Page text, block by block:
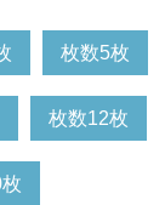
枚数5枚
枚数12枚